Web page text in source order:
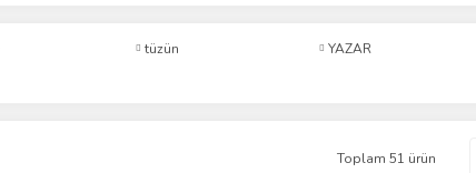
tüzün YAZAR
Toplam 51 ürün